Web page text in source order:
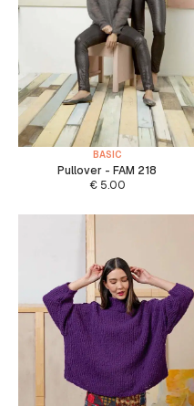
BASIC
Pullover - FAM 218
€5.00